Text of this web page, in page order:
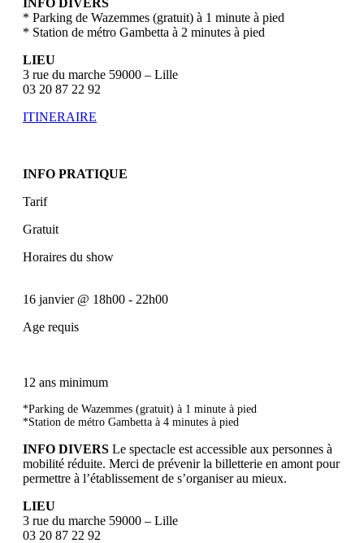
INFO DIVERS
* Parking de Wazemmes (gratuit) à 1 minute à pied
* Station de métro Gambetta à 2 minutes à pied
LIEU
3 rue du marche 59000 – Lille
03 20 87 22 92
ITINERAIRE
INFO PRATIQUE
Tarif
Gratuit
Horaires du show
16 janvier @ 18h00 - 22h00
Age requis
12 ans minimum
*Parking de Wazemmes (gratuit) à 1 minute à pied
*Station de métro Gambetta à 4 minutes à pied
INFO DIVERS Le spectacle est accessible aux personnes à
mobilité réduite. Merci de prévenir la billetterie en amont pour
permettre à l’établissement de s’organiser au mieux.
LIEU
3 rue du marche 59000 – Lille
03 20 87 22 92